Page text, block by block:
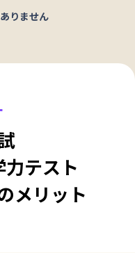
りません
テスト
メリット